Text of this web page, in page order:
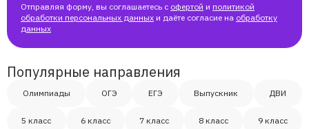
Отправляя форму, вы соглашаетесь с офертой и политикой
обработки персональных данных и даёте согласие на обработку
данных
Популярные направления
Олимпиады ОГЭ ЕГЭ Выпускник ДВИ
5 класс 6 класс 7 класс 8 класс 9 класс